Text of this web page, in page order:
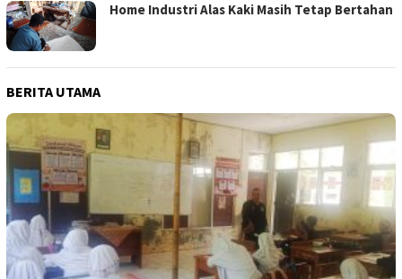
Home Industri Alas Kaki Masih Tetap Bertahan
BERITA UTAMA